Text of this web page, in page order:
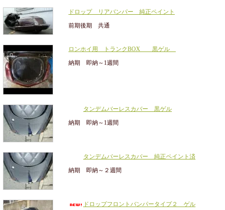
ドロップ リアバンパー 純正ペイント
前期後期 共通
ロンホイ用 トランクBOX 黒ゲル
納期 即納～1週間
タンデムバーレスカバー 黒ゲル
納期 即納～1週間
タンデムバーレスカバー 純正ペイント済
納期 即納～２週間
ドロップフロントバンパータイプ２ ゲル